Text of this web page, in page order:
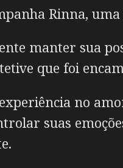
Rinna,
manter sua
que foi
no
suas